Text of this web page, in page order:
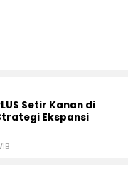
Setir Kanan di
Ekspansi